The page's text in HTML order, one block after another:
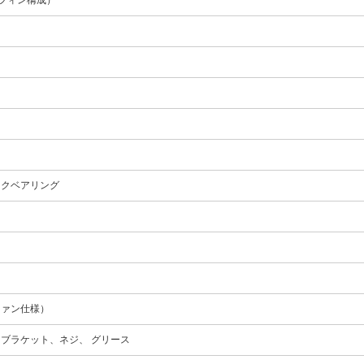
ベアリング
ン仕様）
ラケット、ネジ、 グリース